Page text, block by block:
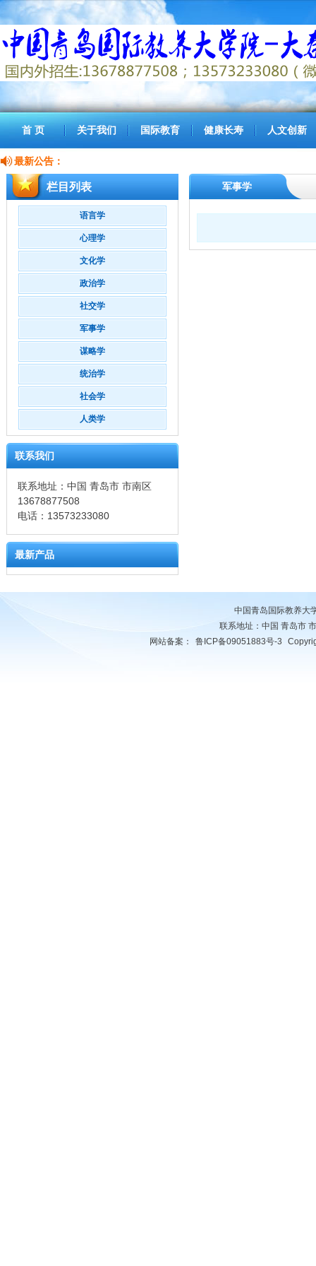
首 页 关于我们 国际教育 健康长寿 人文创新
最新公告：
栏目列表
语言学
心理学
文化学
政治学
社交学
军事学
谋略学
统治学
社会学
人类学
联系我们
联系地址：中国 青岛市 市南区
13678877508
电话：13573233080
最新产品
军事学
中国青岛国际教养大
联系地址：中国 青岛市
网站备案：
鲁ICP备09051883号-3